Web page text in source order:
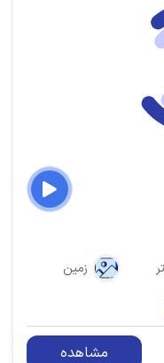
زمین
مشاهده